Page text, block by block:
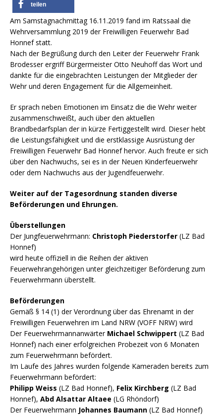
teilen
Am Samstagnachmittag 16.11.2019 fand im Ratssaal die
Wehrversammlung 2019 der Freiwilligen Feuerwehr Bad
Honnef statt.
Nach der Begrüßung durch den Leiter der Feuerwehr Frank
Brodesser ergriff Bürgermeister Otto Neuhoff das Wort und
dankte für die eingebrachten Leistungen der Mitglieder der
Wehr und deren Engagement für die Allgemeinheit.
Er sprach neben Emotionen im Einsatz die die Wehr weiter
zusammenschweißt, auch über den aktuellen
Brandbedarfsplan der in kürze Fertiggestellt wird. Dieser hebt
die Leistungsfähigkeit und die erstklassige Ausrüstung der
Freiwilligen Feuerwehr Bad Honnef hervor. Auch freute er sich
über den Nachwuchs, sei es in der Neuen Kinderfeuerwehr
oder dem Nachwuchs aus der Jugendfeuerwehr.
Weiter auf der Tagesordnung standen diverse
Beförderungen und Ehrungen.
Überstellungen
Der Jungfeuerwehrmann: Christoph Piederstorfer (LZ Bad
Honnef)
wird heute offiziell in die Reihen der aktiven
Feuerwehrangehörigen unter gleichzeitiger Beförderung zum
Feuerwehrmann überstellt.
Beförderungen
Gemäß § 14 (1) der Verordnung über das Ehrenamt in der
Freiwilligen Feuerwehren im Land NRW (VOFF NRW) wird
Der Feuerwehrmannanwärter Michael Schwippert (LZ Bad
Honnef) nach einer erfolgreichen Probezeit von 6 Monaten
zum Feuerwehrmann befördert.
Im Laufe des Jahres wurden folgende Kameraden bereits zum
Feuerwehrmann befördert:
Philipp Weiss (LZ Bad Honnef), Felix Kirchberg (LZ Bad
Honnef), Abd Alsattar Altaee (LG Rhöndorf)
Der Feuerwehrmann Johannes Baumann (LZ Bad Honnef)